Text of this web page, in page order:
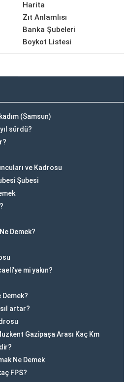
Harita
Zıt Anlamlısı
Banka Şubeleri
Boykot Listesi
(Samsun)
sürdü?
ve Kadrosu
Şubesi
Demek?
mi yakın?
Demek?
artar?
Gazipaşa Arası Kaç Km
Ne Demek
FPS?